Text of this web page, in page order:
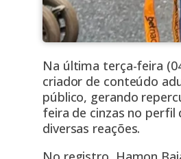
Na última terça-feira
criador de conteúdo
público, gerando
feira de cinzas no
diversas reações.